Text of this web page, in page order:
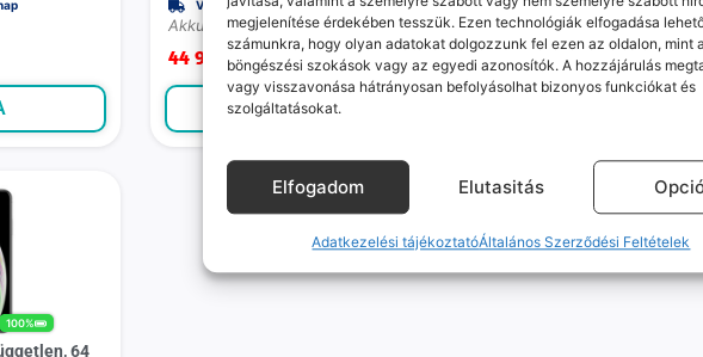
megjelenítése érdekében tesszük. Ezen technológiák elfogadása
számunkra, hogy olyan adatokat dolgozzunk fel ezen az oldalon, mint a
böngészési szokások vagy az egyedi azonosítók. A hozzájárulás
vagy visszavonása hátrányosan befolyásolhat bizonyos funkciókat és
szolgáltatásokat.
Elfogadom Elutasitás
Adatkezelési tájékoztatóÁltalános Szerződési Feltételek
Várható szállítás: 1-2 munkanap
Akkumulátor: 100%
44 990Ft
KOSÁRBA
Várható szállítás: 1-2
Akkumulátor: 100%
59 990Ft
100%
64